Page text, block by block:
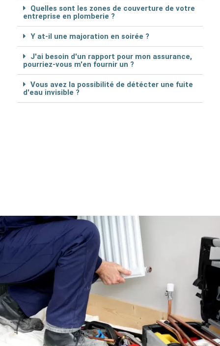
Quelles sont les zones de couverture de votre
entreprise en plomberie ?
Y at-il une majoration en soirée ?
J'ai besoin d'un rapport pour mon assurance,
pourriez-vous m'en fournir un ?
Vous avez la possibilité de détécter une fuite
d'eau invisible ?